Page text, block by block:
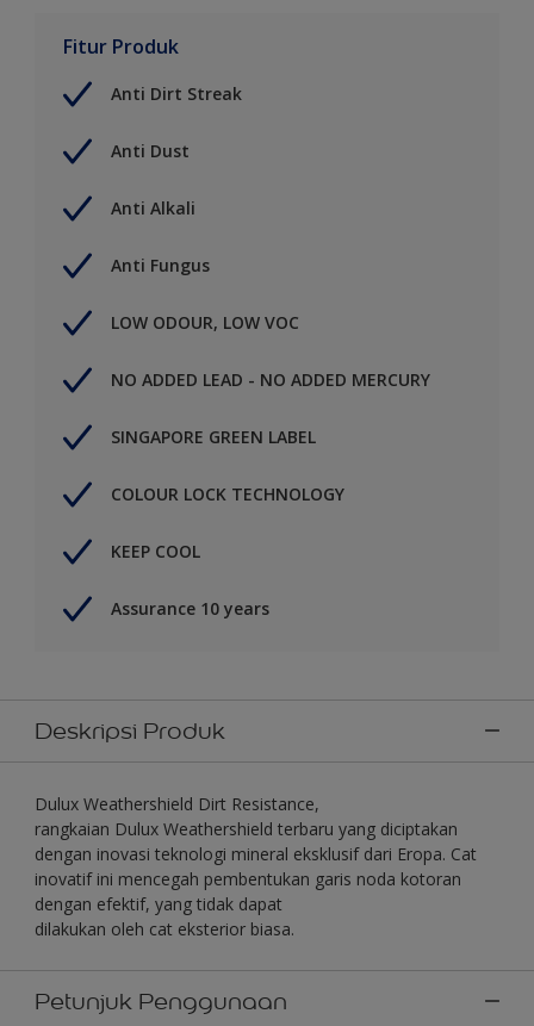
Fitur Produk
Anti Dirt Streak
Anti Dust
Anti Alkali
Anti Fungus
LOW ODOUR, LOW VOC
NO ADDED LEAD - NO ADDED MERCURY
SINGAPORE GREEN LABEL
COLOUR LOCK TECHNOLOGY
KEEP COOL
Assurance 10 years
Deskripsi Produk
Dulux Weathershield Dirt Resistance,
rangkaian Dulux Weathershield terbaru yang diciptakan
dengan inovasi teknologi mineral eksklusif dari Eropa. Cat
inovatif ini mencegah pembentukan garis noda kotoran
dengan efektif, yang tidak dapat
dilakukan oleh cat eksterior biasa.
Petunjuk Penggunaan